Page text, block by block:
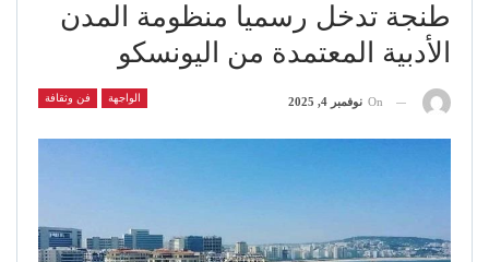
طنجة تدخل رسميا منظومة المدن
الأدبية المعتمدة من اليونسكو
الواجهة فن وثقافة On نوفمبر 4, 2025